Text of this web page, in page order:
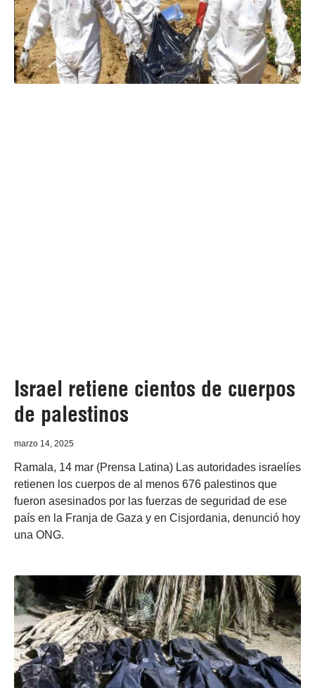
Israel retiene cientos de cuerpos
de palestinos
marzo 14, 2025
Ramala, 14 mar (Prensa Latina) Las autoridades israelíes
retienen los cuerpos de al menos 676 palestinos que
fueron asesinados por las fuerzas de seguridad de ese
país en la Franja de Gaza y en Cisjordania, denunció hoy
una ONG.